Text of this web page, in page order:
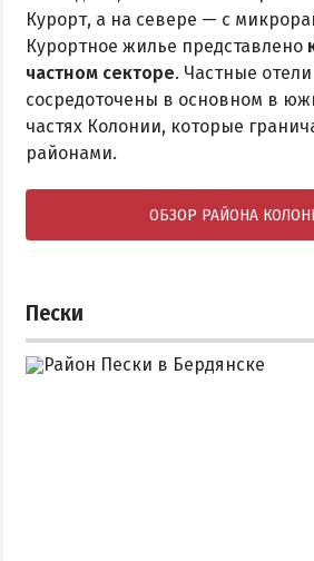
Курорт, а на севере — с
Курортное жилье представлено
частном секторе. Частные
сосредоточены в основном в
частях Колонии, которые
районами.
ОБЗОР РАЙОНА
Пески